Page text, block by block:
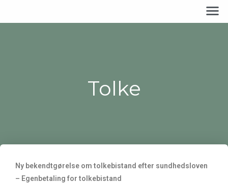
Tolke
Ny bekendtgørelse om tolkebistand efter sundhedsloven
– Egenbetaling for tolkebistand